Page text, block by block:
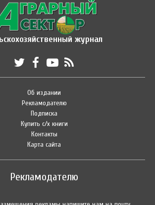
журнал
Об издании
Рекламодателю
Подписка
Купить с/х книги
Контакты
Карта сайта
Рекламодателю